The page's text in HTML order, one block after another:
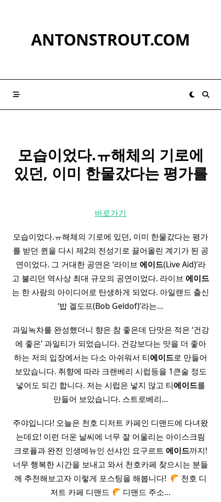
ANTONSTROUT.COM
모습이었다.ㅠ해체의 기로에
있던, 이미 한물갔다는 평가를
바로가기
모습이었다.ㅠ해체의 기로에 있던, 이미 한물갔다는 평가
를 받던 퀸을 다시 제2의 전성기로 끌어올린 계기가 된 공
연이었다. 그 거대한 공연은 ‘라이브 에이드(Live Aid)’라
고 불리던 역사상 최대 규모의 공연이었다. 라이브 에이드
는 한 사람의 아이디어로 탄생하게 되었다. 아일랜드 출신
‘밥 겔도프(Bob Geldof)’라는…
과일녹차를 완성했더니 향은 참 좋은데 단맛은 적은 ‘건강
에 좋은’ 과일티가 되었습니다. 건강보다는 맛을 더 좋아
하는 저의 입장에서는 다소 아쉬워서 티에이드로 만들어
보았습니다. 취향에 따라 크랜베리 시럽등을 1큰술 정도
넣어도 되긴 합니다. 저는 시럽은 넣지 않고 티에이드를
만들어 보았습니다. 스트로베리…
주야입니다! 오늘은 천호 디저트 카페인 디맨드에 다녀왔
는데요! 이런 더운 날씨에 너무 잘 어울리는 아이스크림
크로플과 완전 인생메뉴인 선샤인 요구르트 에이드까지!
너무 행복한 시간을 보내고 와서 천호카페 찾으시는 분들
께 추천해보고자 이렇게 포스팅을 해봅니다! ​
천호 디
저트 카페 디맨드
디맨드 주소…